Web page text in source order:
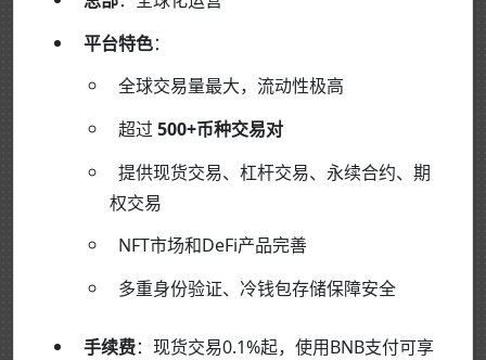
平台特色：
全球交易量最大，流动性极高
超过 500+币种交易对
提供现货交易、杠杆交易、永续合约、期
权交易
NFT市场和DeFi产品完善
多重身份验证、冷钱包存储保障安全
手续费：现货交易0.1%起，使用BNB支付可享